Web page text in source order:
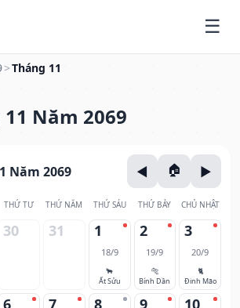
>Tháng 11
Năm 2069
Năm 2069
THỨ TƯ THỨ NĂM THỨ SÁU THỨ BẢY CHỦ NHẬT
30 31 1
18/9
🐂
Ất Sửu
2
19/9
🐅
Bính Dần
3
20/9
🐈
Đinh Mão
6 7 8 9 10